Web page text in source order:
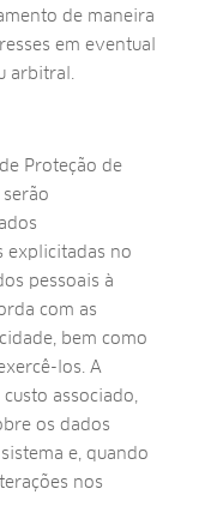
de maneira
em eventual
arbitral.
Proteção de
explicitadas no
pessoais à
com as
bem como
los. A
associado,
os dados
e, quando
nos